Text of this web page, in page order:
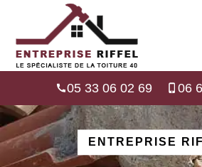
05 33 06 02 69 06
ENTREPRISE